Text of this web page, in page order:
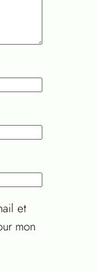
et
mon